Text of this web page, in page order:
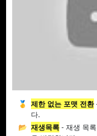
🥇 제한 없는 포맷 전환
다.
📂 재생목록 - 재생 목